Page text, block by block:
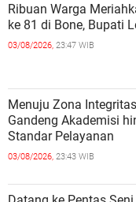
Ribuan Warga
ke 81 di Bone, Bupati
03/08/2026, 23:47 WIB
Menuju Zona
Gandeng Akademisi
Standar Pelayanan
03/08/2026, 23:43 WIB